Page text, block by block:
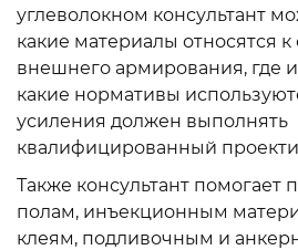
углеволокном консультант
какие материалы относятся
внешнего армирования, где
какие нормативы
усиления должен выполнять
квалифицированный
Также консультант
полам, инъекционным
клеям, подливочным и